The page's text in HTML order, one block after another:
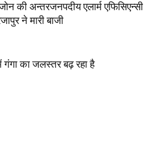
की अन्तरजनपदीय एलार्म एफिसिएन्सी
ने मारी बाजी
गंगा का जलस्तर बढ़ रहा है